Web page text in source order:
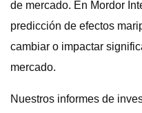
de mercado. En Mordor
predicción de efectos
cambiar o impactar
mercado.
Nuestros informes de